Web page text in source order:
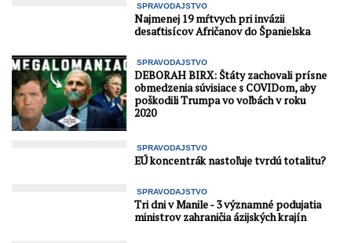
SPRAVODAJSTVO
Najmenej 19 mŕtvych pri invázii
desaťtisícov Afričanov do Španielska
SPRAVODAJSTVO
DEBORAH BIRX: Štáty zachovali prísne
obmedzenia súvisiace s COVIDom, aby
poškodili Trumpa vo voľbách v roku
2020
SPRAVODAJSTVO
EÚ koncentrák nastoľuje tvrdú totalitu?
SPRAVODAJSTVO
Tri dni v Manile - 3 významné podujatia
ministrov zahraničia ázijských krajín